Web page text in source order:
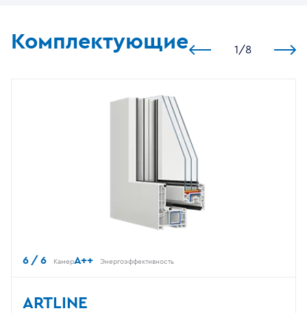
Комплектующие 1 /8
6 / 6 КамерA++ Энергоэффективность
ARTLINE